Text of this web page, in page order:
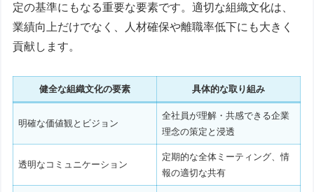
定の基準にもなる重要な要素です。適切な組織文化は、
業績向上だけでなく、人材確保や離職率低下にも大きく
貢献します。
健全な組織文化の要素 具体的な取り組み
明確な価値観とビジョン
全社員が理解・共感できる企業
理念の策定と浸透
透明なコミュニケーション
定期的な全体ミーティング、情
報の適切な共有